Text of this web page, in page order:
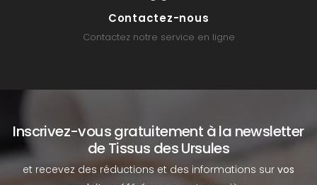
Contactez-nous
Contactez notre service en ligne
Inscrivez-vous gratuitement à la newsletter
de Tissus des Ursules
et recevez des réductions et des informations sur vos